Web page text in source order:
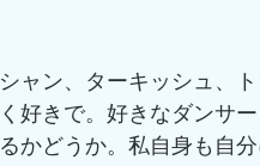
ャン、ターキッシュ、
好きで。好きなダンサ
かどうか。私自身も自